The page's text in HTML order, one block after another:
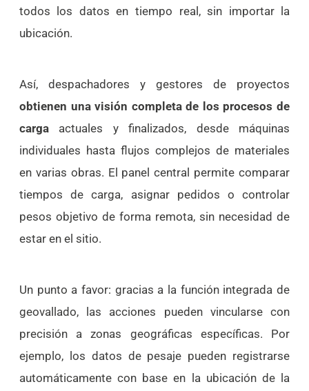
todos los datos en tiempo real, sin importar la
ubicación.
Así, despachadores y gestores de proyectos
obtienen una visión completa de los procesos de
cargaactuales y finalizados, desde máquinas
individuales hasta flujos complejos de materiales
en varias obras. El panel central permite comparar
tiempos de carga, asignar pedidos o controlar
pesos objetivo de forma remota, sin necesidad de
estar en el sitio.
Un punto a favor: gracias a la función integrada de
geovallado, las acciones pueden vincularse con
precisión a zonas geográficas específicas. Por
ejemplo, los datos de pesaje pueden registrarse
automáticamente con base en la ubicación de la